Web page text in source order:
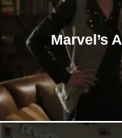
Marvel’s